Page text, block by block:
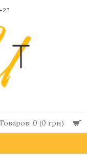
22
0 (0 грн)
шариковые и перьевые